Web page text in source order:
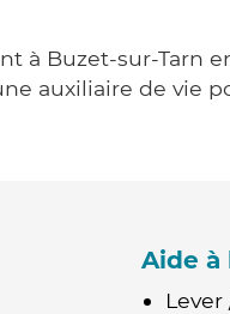
à Buzet-sur-Tarn
auxiliaire de vie
Aide à